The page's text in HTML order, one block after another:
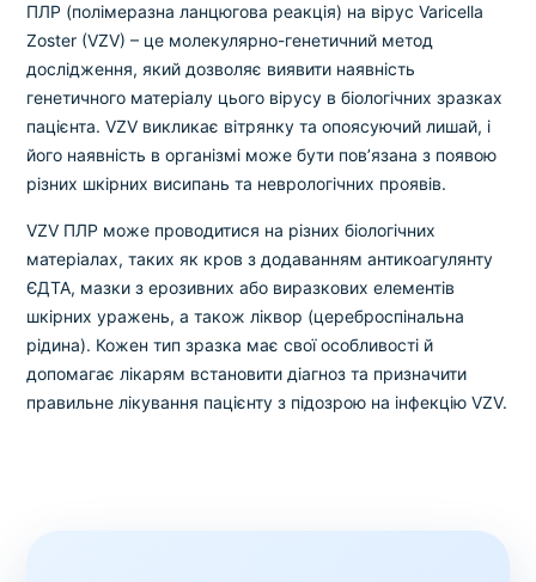
ПЛР (полімеразна ланцюгова реакція) на вірус Varicella
Zoster (VZV) – це молекулярно-генетичний метод
дослідження, який дозволяє виявити наявність
генетичного матеріалу цього вірусу в біологічних зразках
пацієнта. VZV викликає вітрянку та опоясуючий лишай, і
його наявність в організмі може бути пов’язана з появою
різних шкірних висипань та неврологічних проявів.
VZV ПЛР може проводитися на різних біологічних
матеріалах, таких як кров з додаванням антикоагулянту
ЄДТА, мазки з ерозивних або виразкових елементів
шкірних уражень, а також ліквор (цереброспінальна
рідина). Кожен тип зразка має свої особливості й
допомагає лікарям встановити діагноз та призначити
правильне лікування пацієнту з підозрою на інфекцію VZV.
рекомендуємо уточнювати вартість та терміни
виконання досліджень за телефонами, вказаними на
сайті.